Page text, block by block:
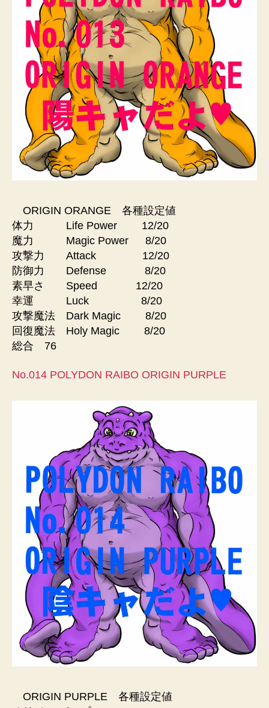
ORIGIN ORANGE 各種設定値
体力 Life Power 12/20
魔力 Magic Power 8/20
攻撃力 Attack 12/20
防御力 Defense 8/20
素早さ Speed 12/20
幸運 Luck 8/20
攻撃魔法 Dark Magic 8/20
回復魔法 Holy Magic 8/20
総合 76
No.014 POLYDON RAIBO ORIGIN PURPLE
ORIGIN PURPLE 各種設定値